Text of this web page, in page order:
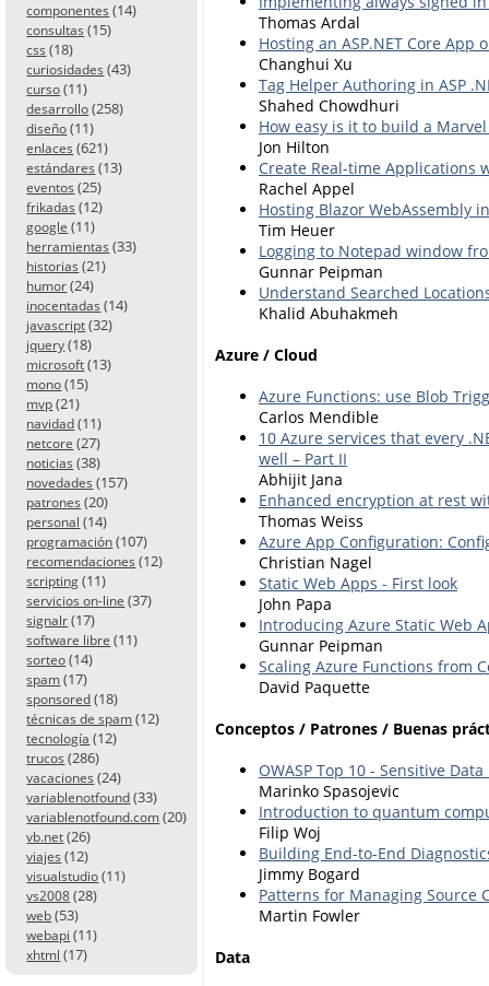
componentes (14)
consultas (15)
css (18)
curiosidades (43)
curso (11)
desarrollo (258)
diseño (11)
enlaces (621)
estándares (13)
eventos (25)
frikadas (12)
google (11)
herramientas (33)
historias (21)
humor (24)
inocentadas (14)
javascript (32)
jquery (18)
microsoft (13)
mono (15)
mvp (21)
navidad (11)
netcore (27)
noticias (38)
novedades (157)
patrones (20)
personal (14)
programación (107)
recomendaciones (12)
scripting (11)
servicios on-line (37)
signalr (17)
software libre (11)
sorteo (14)
spam (17)
sponsored (18)
técnicas de spam (12)
tecnología (12)
trucos (286)
vacaciones (24)
variablenotfound (33)
variablenotfound.com (20)
vb.net (26)
viajes (12)
visualstudio (11)
vs2008 (28)
web (53)
webapi (11)
xhtml (17)
Thomas Ardal
Hosting an ASP.NET Core App
Changhui Xu
Tag Helper Authoring in ASP
Shahed Chowdhuri
How easy is it to build a
Jon Hilton
Create Real-time Applications
Rachel Appel
Hosting Blazor WebAssembly
Tim Heuer
Logging to Notepad window
Gunnar Peipman
Understand Searched
Khalid Abuhakmeh
Azure / Cloud
Azure Functions: use Blob
Carlos Mendible
10 Azure services that every
well – Part II
Abhijit Jana
Enhanced encryption at rest
Thomas Weiss
Azure App Configuration:
Christian Nagel
Static Web Apps - First look
John Papa
Introducing Azure Static Web
Gunnar Peipman
Scaling Azure Functions from
David Paquette
Conceptos / Patrones / Buenas
OWASP Top 10 - Sensitive
Marinko Spasojevic
Introduction to quantum
Filip Woj
Building End-to-End
Jimmy Bogard
Patterns for Managing Source
Martin Fowler
Data